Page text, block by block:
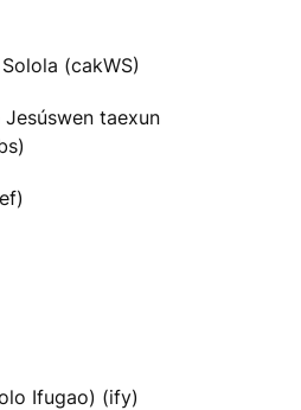
(cakWS)
Jesúswen taexun
Ifugao) (ify)